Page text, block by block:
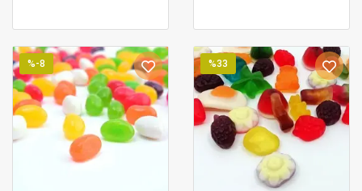
%-8 %33